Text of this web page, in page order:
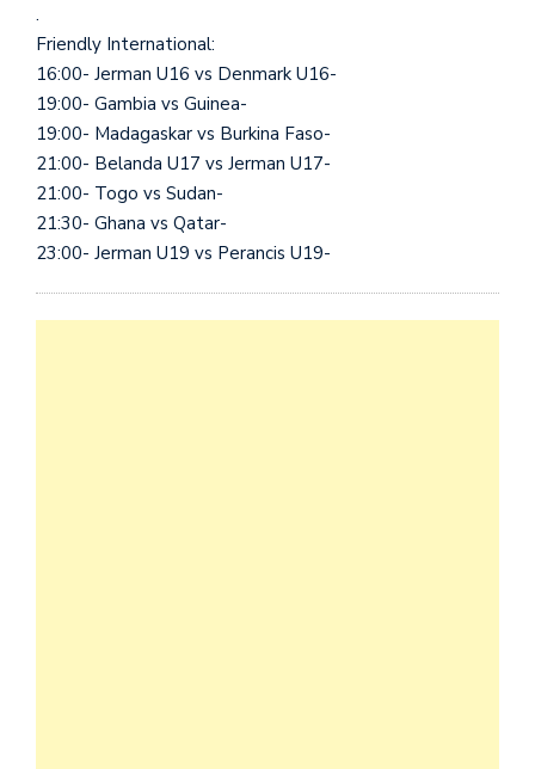
.
Friendly International:
16:00- Jerman U16 vs Denmark U16-
19:00- Gambia vs Guinea-
19:00- Madagaskar vs Burkina Faso-
21:00- Belanda U17 vs Jerman U17-
21:00- Togo vs Sudan-
21:30- Ghana vs Qatar-
23:00- Jerman U19 vs Perancis U19-